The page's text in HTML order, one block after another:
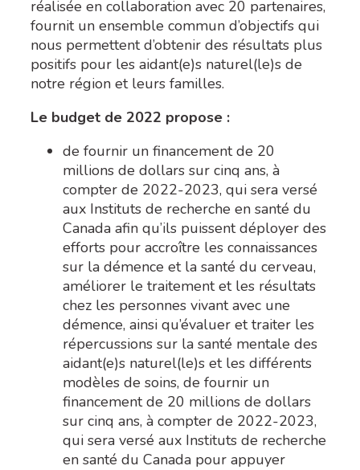
réalisée en collaboration avec 20 partenaires,
fournit un ensemble commun d’objectifs qui
nous permettent d’obtenir des résultats plus
positifs pour les aidant(e)s naturel(le)s de
notre région et leurs familles.
Le budget de 2022 propose :
de fournir un financement de 20
millions de dollars sur cinq ans, à
compter de 2022-2023, qui sera versé
aux Instituts de recherche en santé du
Canada afin qu’ils puissent déployer des
efforts pour accroître les connaissances
sur la démence et la santé du cerveau,
améliorer le traitement et les résultats
chez les personnes vivant avec une
démence, ainsi qu’évaluer et traiter les
répercussions sur la santé mentale des
aidant(e)s naturel(le)s et les différents
modèles de soins, de fournir un
financement de 20 millions de dollars
sur cinq ans, à compter de 2022-2023,
qui sera versé aux Instituts de recherche
en santé du Canada pour appuyer